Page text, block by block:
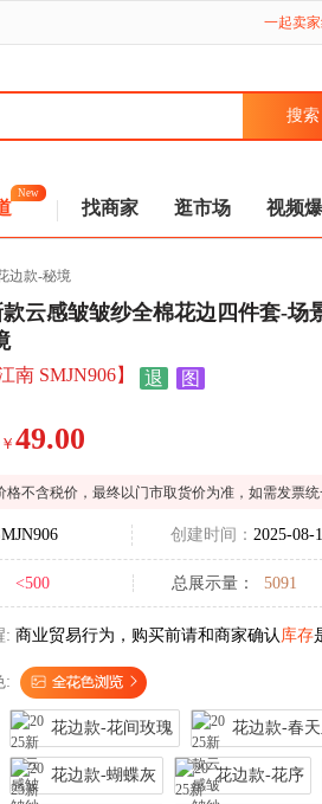
一起卖
New
找商家 逛市场 视频
边款-秘境
款云感皱皱纱全棉花边四件套-场
南 SMJN906】 退 图
￥ 49.00
格不含税价，最终以门市取货价为准，如需发票统
创建时间： 2025-08-
<500 总展示量： 5091
: 商业贸易行为，购买前请和商家确认 库存
:
花边款-花间玫瑰 花边款-春
花边款-蝴蝶灰 花边款-花序